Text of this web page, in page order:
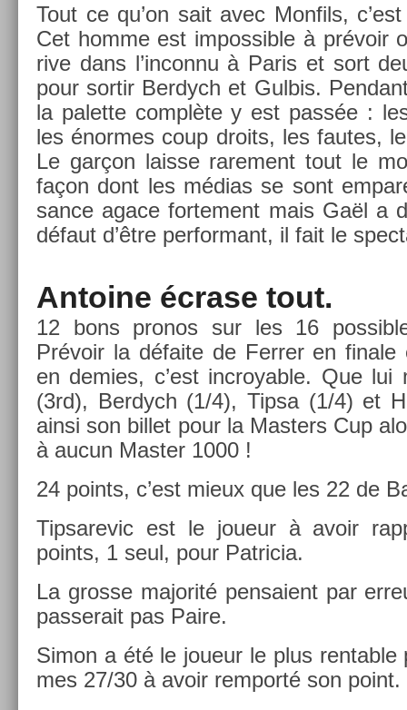
Tout ce qu’on sait avec Mon­fils,
Cet homme est im­pos­sible à prévoir
rive dans l’in­connu à Paris et sort
pour sor­tir Be­rdych et Gul­bis.
la palet­te complète y est passée :
les énor­mes coup droits, les fautes,
Le garçon lais­se rare­ment tout le
façon dont les médias se sont
sance agace for­te­ment mais Gaël a
défaut d’être per­for­mant, il fait le
An­toine écrase tout.
12 bons pro­nos sur les 16
Prévoir la défaite de Ferr­er en fin­ale
en de­m­ies, c’est in­croy­able. Que
(3rd), Be­rdych (1/4), Tipsa (1/4) et
ainsi son bi­llet pour la Mast­ers Cup
à aucun Mast­er 1000 !
24 points, c’est mieux que les 22 de
Tip­sarevic est le joueur à avoir
points, 1 seul, pour Pat­ricia.
La gros­se majorité pen­saient par
pas­serait pas Paire.
Simon a été le joueur le plus
mes 27/30 à avoir re­mporté son point.